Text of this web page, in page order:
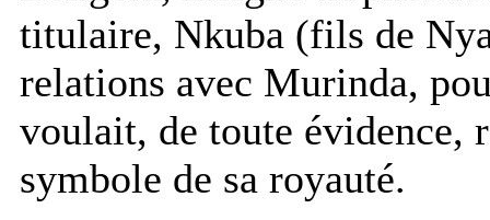
titulaire, Nkuba (fils de
relations avec Murinda,
voulait, de toute évidence,
symbole de sa royauté.